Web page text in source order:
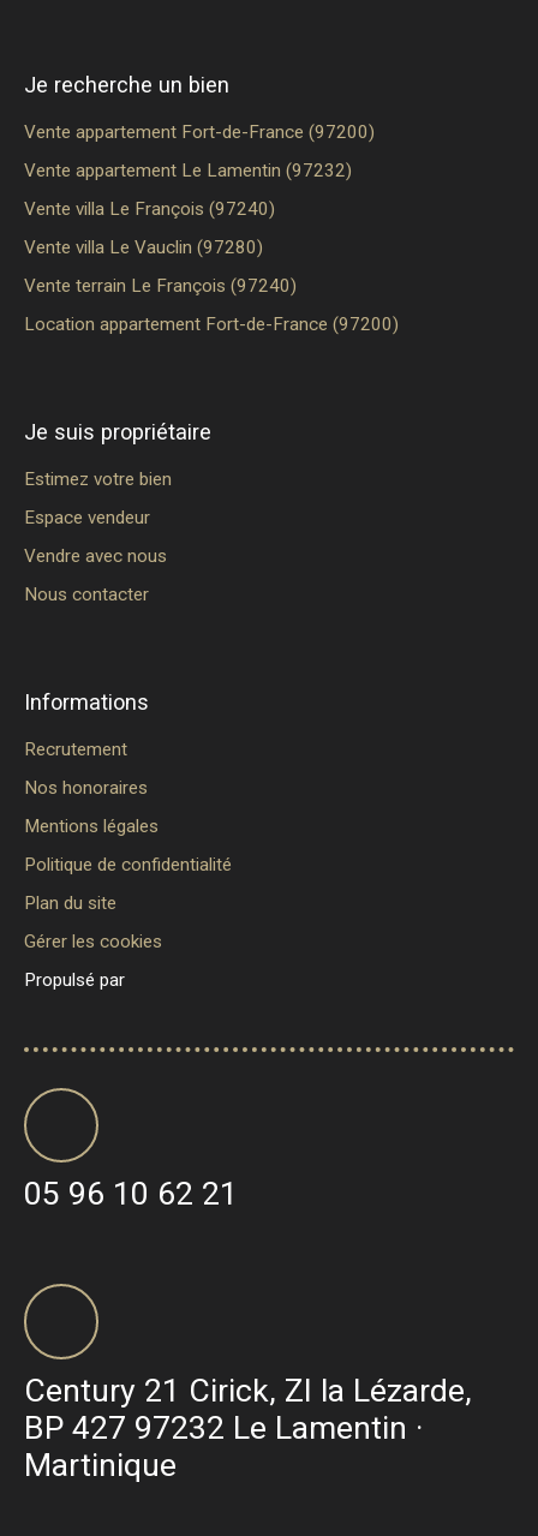
Je recherche un bien
Vente appartement Fort-de-France (97200)
Vente appartement Le Lamentin (97232)
Vente villa Le François (97240)
Vente villa Le Vauclin (97280)
Vente terrain Le François (97240)
Location appartement Fort-de-France (97200)
Je suis propriétaire
Estimez votre bien
Espace vendeur
Vendre avec nous
Nous contacter
Informations
Recrutement
Nos honoraires
Mentions légales
Politique de confidentialité
Plan du site
Gérer les cookies
Propulsé par
05 96 10 62 21
Century 21 Cirick, ZI la Lézarde,
BP 427 97232 Le Lamentin ·
Martinique